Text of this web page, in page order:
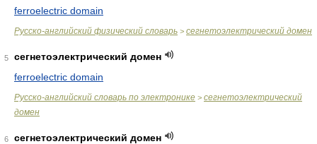
ferroelectric domain
Русско-английский физический словарь > сегнетоэлектрический домен
5
сегнетоэлектрический домен
ferroelectric domain
Русско-английский словарь по электронике > сегнетоэлектрический
домен
6
сегнетоэлектрический домен